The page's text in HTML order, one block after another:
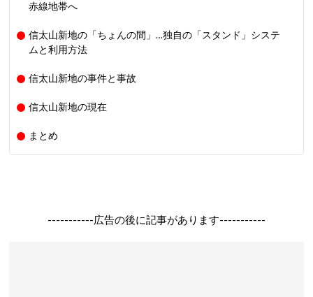
赤線地帯へ
信太山新地の「ちょんの間」…独自の「スタンド」システ
ムと利用方法
信太山新地の事件と事故
信太山新地の現在
まとめ
-----------広告の後に記事があります-----------